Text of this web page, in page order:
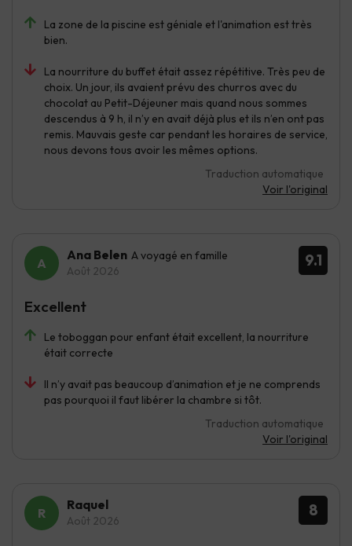
La zone de la piscine est géniale et l'animation est très
bien.
La nourriture du buffet était assez répétitive. Très peu de
choix. Un jour, ils avaient prévu des churros avec du
chocolat au Petit-Déjeuner mais quand nous sommes
descendus à 9 h, il n’y en avait déjà plus et ils n’en ont pas
remis. Mauvais geste car pendant les horaires de service,
nous devons tous avoir les mêmes options.
Traduction automatique
Voir l'original
9.1
Ana Belen A voyagé en famille
Août 2026
Le toboggan pour enfant était excellent, la nourriture
était correcte
Il n’y avait pas beaucoup d’animation et je ne comprends
pas pourquoi il faut libérer la chambre si tôt.
Traduction automatique
Voir l'original
Excellent
8
Raquel
Août 2026